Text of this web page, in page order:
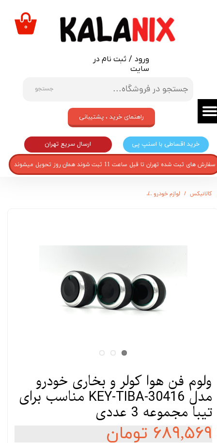
جستجو
ورود / ثبت نام در
سایت
حساب کاربری من
تغییر گذر واژه
خروج از حساب کاربری
۰
خرید اقساطی با اسنپ پی ارسال سریع تهران
راهنمای خرید ، پشتیبانی
سفارش های ثبت شده تهران تا قبل ساعت 11 ثبت شوند همان روز تحویل میشوند
کالانیکس لوازم خودرو
ولوم فن هوا کولر و بخاری خودرو
مدل KEY-TIBA-30416 مناسب برای
تیبا مجموعه 3 عددی
۶۸۹,۵۶۹ تومان